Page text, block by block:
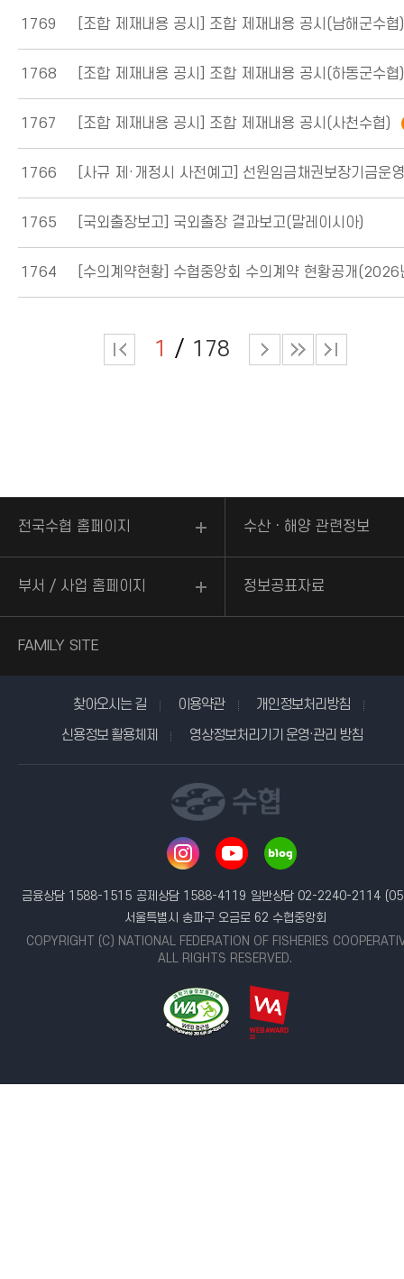
1769 [조합 제재내용 공시] 조합 제재내용 공시(남해군수협)
1768 [조합 제재내용 공시] 조합 제재내용 공시(하동군수협)
1767 [조합 제재내용 공시] 조합 제재내용 공시(사천수협)
1766 [사규 제·개정시 사전예고] 선원임금채권보장기금운
1765 [국외출장보고] 국외출장 결과보고(말레이시아)
1764 [수의계약현황] 수협중앙회 수의계약 현황공개(2026년도 상반
1 178
전국수협 홈페이지 수산ㆍ해양 관련정보
부서 / 사업 홈페이지 정보공표자료
FAMILY SITE
찾아오시는 길 이용약관
개인정보처리방침
신용정보 활용체제
영상정보처리기기 운영·관리 방침
금융상담 1588-1515 공제상담 1588-4119 일반상담 02-2240-2114
서울특별시 송파구 오금로 62 수협중앙회
COPYRIGHT (C) NATIONAL FEDERATION OF FISHERIES
ALL RIGHTS RESERVED.